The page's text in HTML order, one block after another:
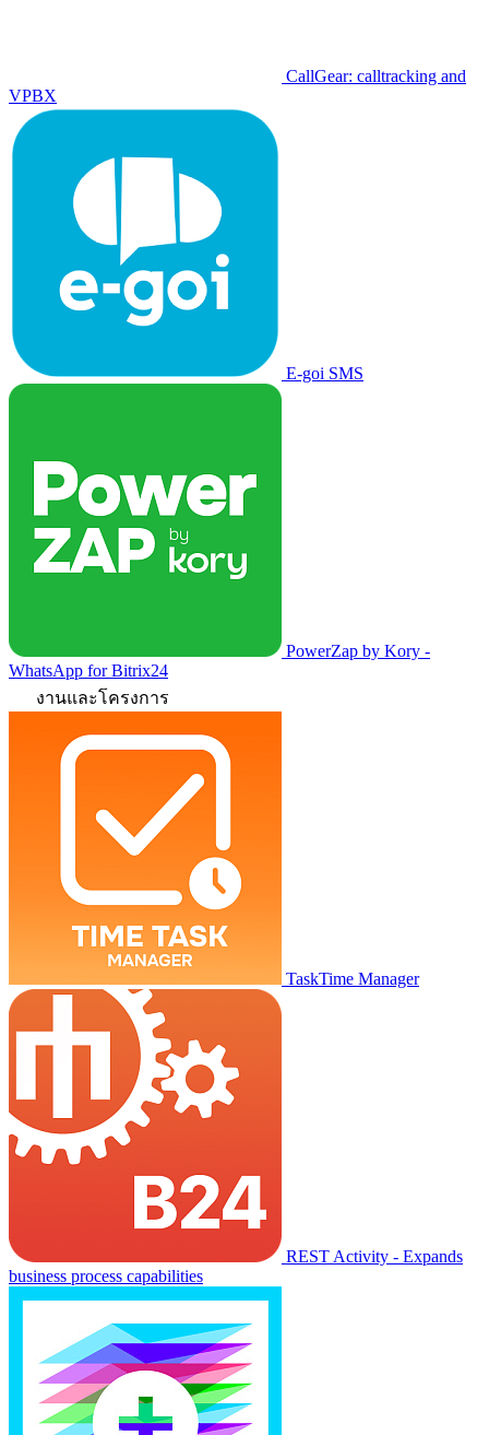
CallGear: calltracking and
VPBX
E-goi SMS
PowerZap by Kory -
WhatsApp for Bitrix24
งานและโครงการ
TaskTime Manager
REST Activity - Expands
business process capabilities